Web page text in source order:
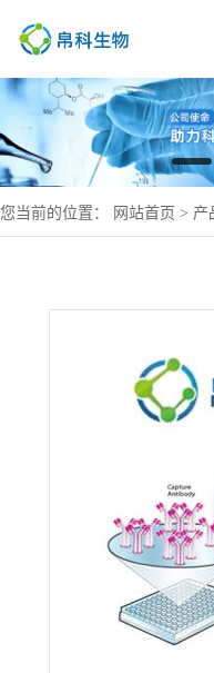
您当前的位置： 网站首页 > 产